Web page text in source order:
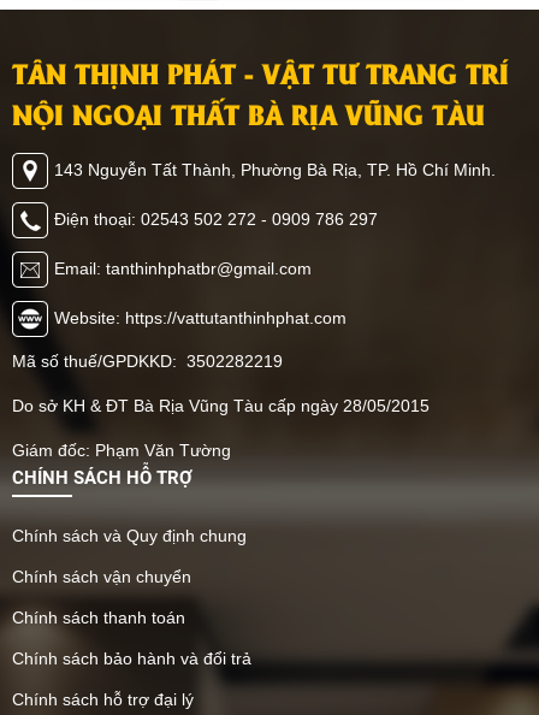
TÂN THỊNH PHÁT - VẬT TƯ TRANG TRÍ
NỘI NGOẠI THẤT BÀ RỊA VŨNG TÀU
143 Nguyễn Tất Thành, Phường Bà Rịa, TP. Hồ Chí Minh.
Điện thoại: 02543 502 272 - 0909 786 297
Email: tanthinhphatbr@gmail.com
Website: https://vattutanthinhphat.com
Mã số thuế/GPDKKD: 3502282219
Do sở KH & ĐT Bà Rịa Vũng Tàu cấp ngày 28/05/2015
Giám đốc: Phạm Văn Tường
CHÍNH SÁCH HỖ TRỢ
Chính sách và Quy định chung
Chính sách vận chuyển
Chính sách thanh toán
Chính sách bảo hành và đổi trả
Chính sách hỗ trợ đại lý